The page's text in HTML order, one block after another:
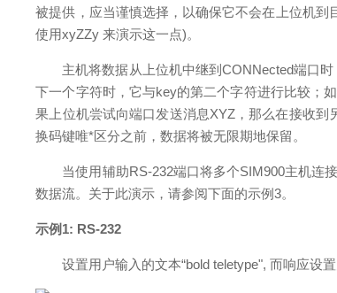
被提供，应当谨慎选择，以确保它不会在上位机
使用xyZZy 来演示这一点)。
主机将数据从上位机中继到CONNected端口
下一个字符时，它与key的第二个字符进行比较；
果上位机尝试向端口发送消息XYZ，那么在接收
换码键唯*区分之前，数据将被无限期地保留。
当使用辅助RS-232端口将多个SIM900主机连
数据流。关于此演示，请参阅下面的示例3。
示例1: RS-232
设置用户输入的文本“bold teletype", 而响应设